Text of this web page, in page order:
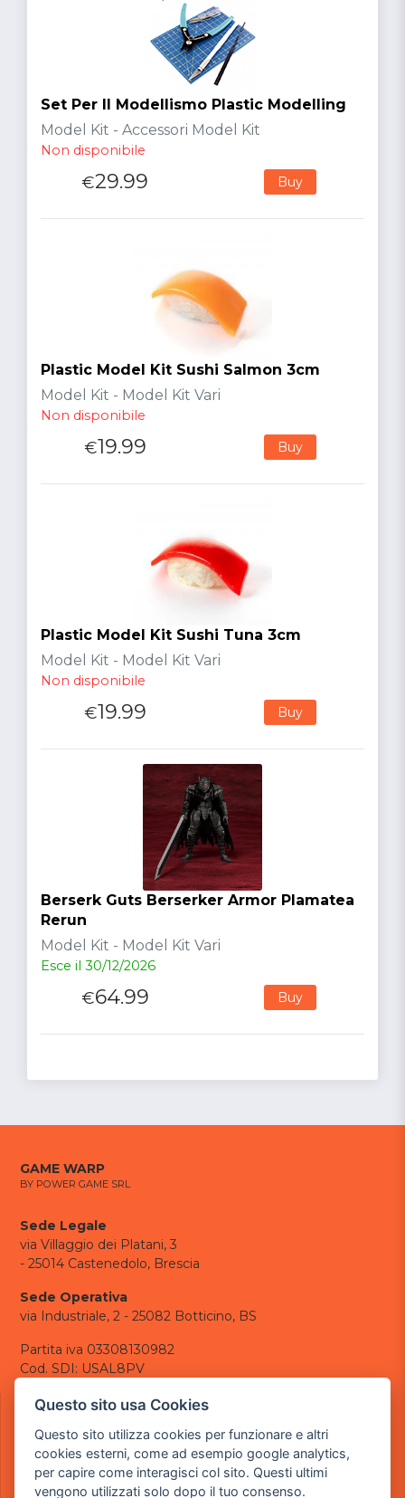
Set Per Il Modellismo Plastic Modelling
Model Kit - Accessori Model Kit
Non disponibile
€29.99 Buy
Plastic Model Kit Sushi Salmon 3cm
Model Kit - Model Kit Vari
Non disponibile
€19.99 Buy
Plastic Model Kit Sushi Tuna 3cm
Model Kit - Model Kit Vari
Non disponibile
€19.99 Buy
Berserk Guts Berserker Armor Plamatea
Rerun
Model Kit - Model Kit Vari
Esce il 30/12/2026
€64.99 Buy
GAME WARP
BY POWER GAME SRL
Sede Legale
via Villaggio dei Platani, 3
- 25014 Castenedolo, Brescia
Sede Operativa
via Industriale, 2 - 25082 Botticino, BS
Partita iva 03308130982
Cod. SDI: USAL8PV
CONTATTI
tel.: +39 030 376 2377
tel.: +39 030 336 6259
pec:powergamesrl@legalmail.it
Questo sito usa Cookies
Questo sito utilizza cookies per funzionare e altri
cookies esterni, come ad esempio google analytics,
per capire come interagisci col sito. Questi ultimi
vengono utilizzati solo dopo il tuo consenso.